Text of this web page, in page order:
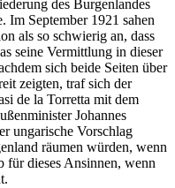
des Burgenlandes
Im September 1921 sahen
als so schwierig an, dass
seine Vermittlung in dieser
sich beide Seiten über
zeigten, traf sich der
de la Torretta mit dem
Johannes
ungarische Vorschlag
räumen würden, wenn
für dieses Ansinnen, wenn